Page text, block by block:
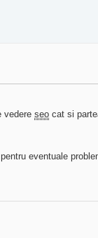
vedere seo cat si
eventuale